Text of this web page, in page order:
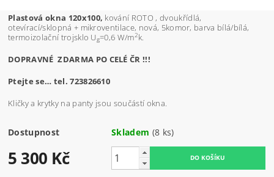
Plastová okna 120x100, kování ROTO , dvoukřídlá,
otevírací/sklopná + mikroventilace, nová, 5komor, barva bílá/bílá,
termoizolační trojsklo Ug=0,6 W/m2k.
DOPRAVNÉ ZDARMA PO CELÉ ČR !!!
Ptejte se… tel. 723826610
Kličky a krytky na panty jsou součástí okna.
Dostupnost Skladem (8 ks)
5 300 Kč